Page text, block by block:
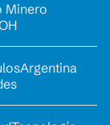
Minero
Argentina